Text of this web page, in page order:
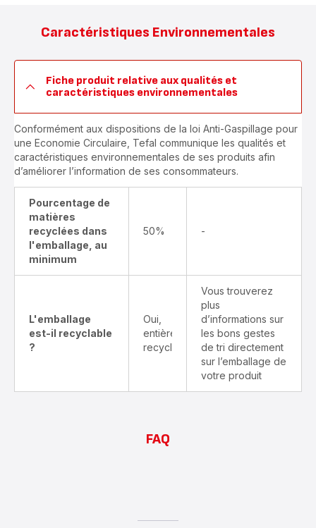
Caractéristiques Environnementales
Fiche produit relative aux qualités et
caractéristiques environnementales
Conformément aux dispositions de la loi Anti-Gaspillage pour
une Economie Circulaire, Tefal communique les qualités et
caractéristiques environnementales de ses produits afin
d’améliorer l’information de ses consommateurs.
Pourcentage de
matières
recyclées dans
l'emballage, au
minimum
50% -
L'emballage
est-il recyclable
?
Oui,
entièrement
recyclable
Vous trouverez
plus
d’informations sur
les bons gestes
de tri directement
sur l’emballage de
votre produit
FAQ